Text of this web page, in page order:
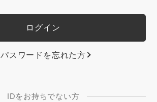
パスワードを忘れた方
IDをお持ちでない方